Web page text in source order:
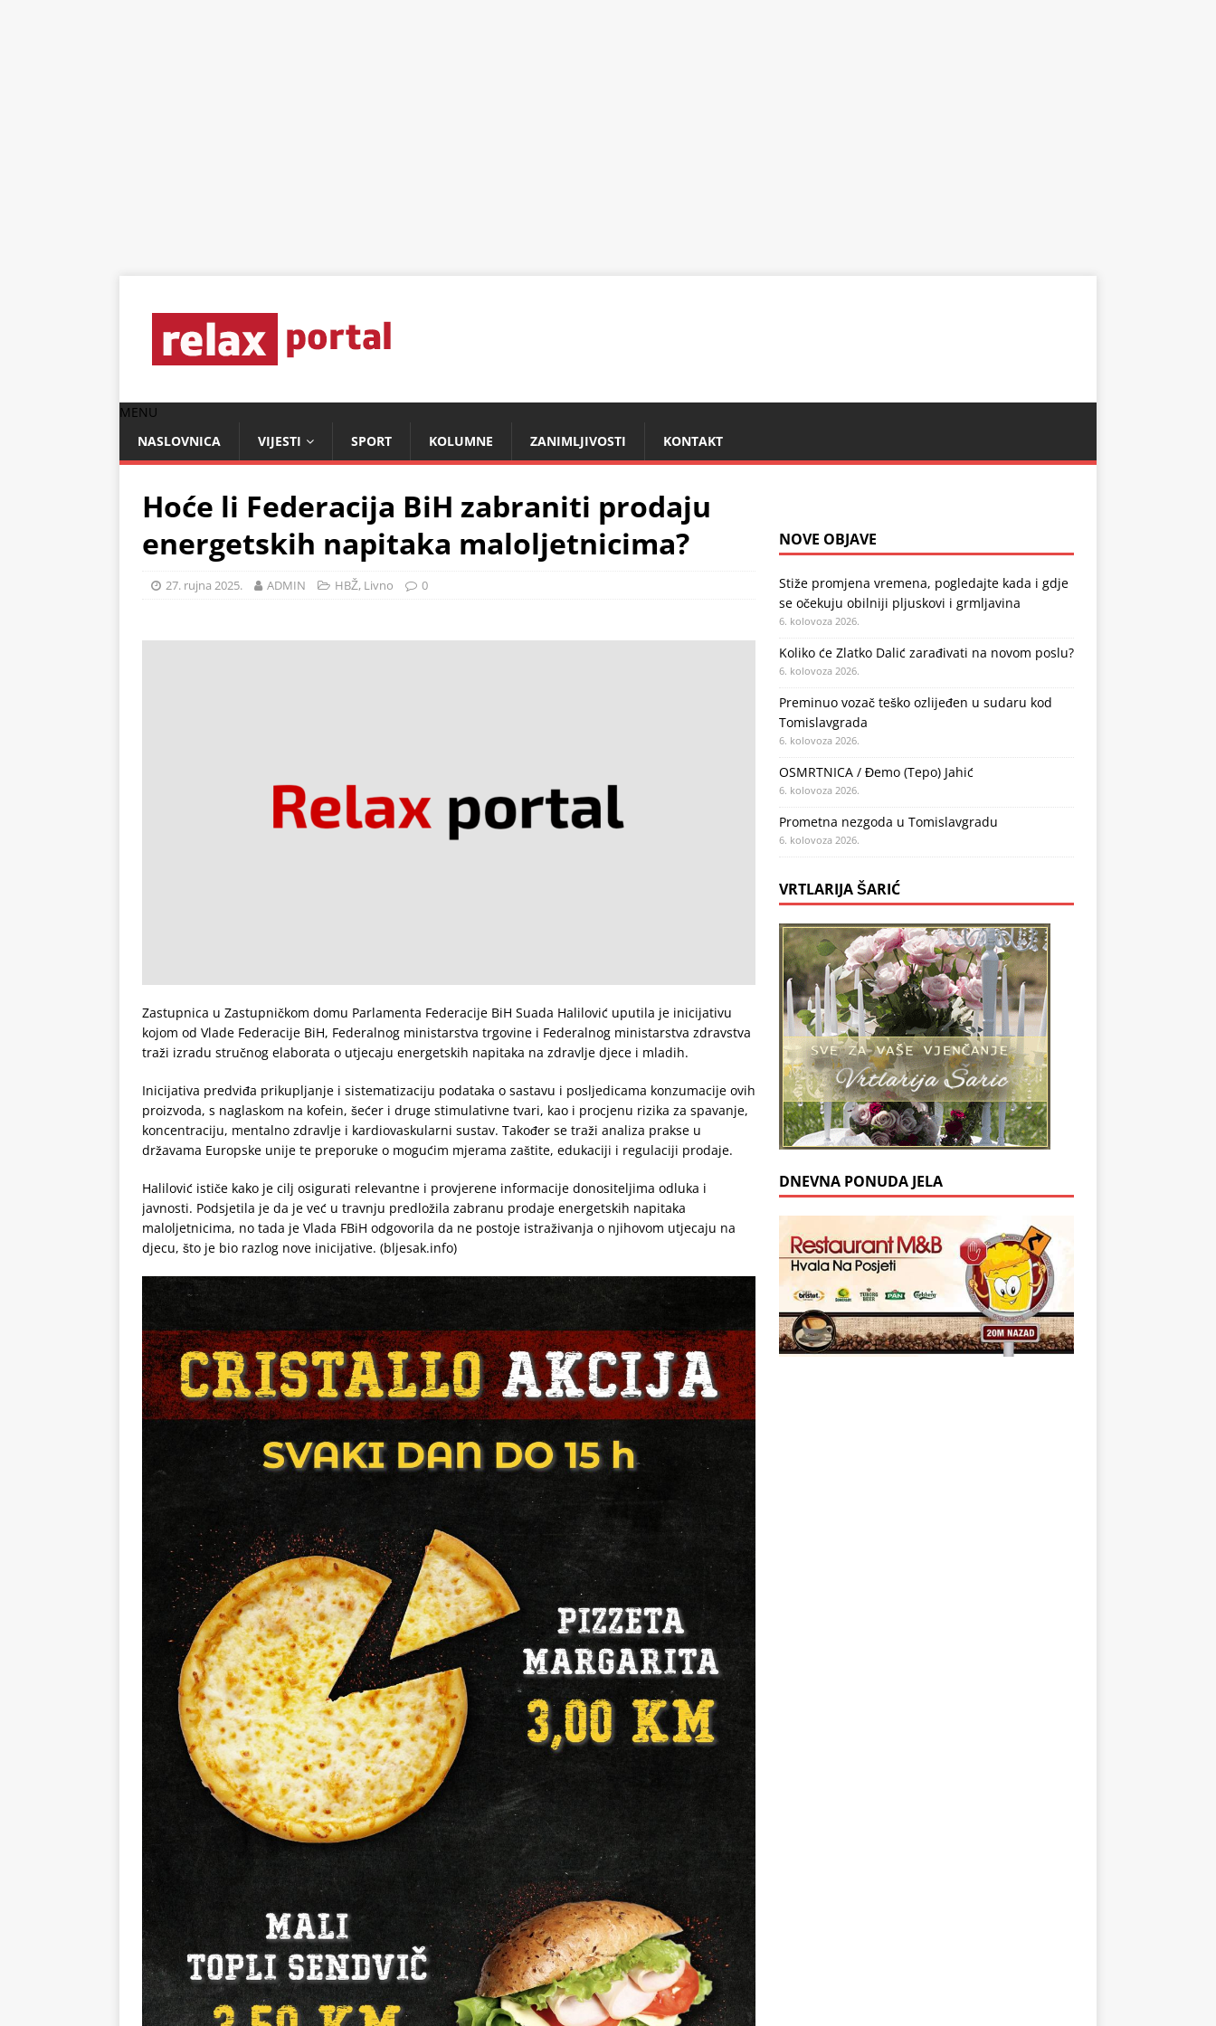
MENU
NASLOVNICA
VIJESTI SPORT KOLUMNE ZANIMLJIVOSTI KONTAKT
Hoće li Federacija BiH zabraniti prodaju
energetskih napitaka maloljetnicima?
27. rujna 2025. ADMIN HBŽ, Livno 0
Zastupnica u Zastupničkom domu Parlamenta Federacije BiH Suada Halilović uputila je inicijativu
kojom od Vlade Federacije BiH, Federalnog ministarstva trgovine i Federalnog ministarstva zdravstva
traži izradu stručnog elaborata o utjecaju energetskih napitaka na zdravlje djece i mladih.
Inicijativa predviđa prikupljanje i sistematizaciju podataka o sastavu i posljedicama konzumacije ovih
proizvoda, s naglaskom na kofein, šećer i druge stimulativne tvari, kao i procjenu rizika za spavanje,
koncentraciju, mentalno zdravlje i kardiovaskularni sustav. Također se traži analiza prakse u
državama Europske unije te preporuke o mogućim mjerama zaštite, edukaciji i regulaciji prodaje.
Halilović ističe kako je cilj osigurati relevantne i provjerene informacije donositeljima odluka i
javnosti. Podsjetila je da je već u travnju predložila zabranu prodaje energetskih napitaka
maloljetnicima, no tada je Vlada FBiH odgovorila da ne postoje istraživanja o njihovom utjecaju na
djecu, što je bio razlog nove inicijative. (bljesak.info)
NOVE OBJAVE
Stiže promjena vremena, pogledajte kada i gdje
se očekuju obilniji pljuskovi i grmljavina
6. kolovoza 2026.
Koliko će Zlatko Dalić zarađivati na novom poslu?
6. kolovoza 2026.
Preminuo vozač teško ozlijeđen u sudaru kod
Tomislavgrada
6. kolovoza 2026.
OSMRTNICA / Đemo (Tepo) Jahić
6. kolovoza 2026.
Prometna nezgoda u Tomislavgradu
6. kolovoza 2026.
VRTLARIJA ŠARIĆ
DNEVNA PONUDA JELA